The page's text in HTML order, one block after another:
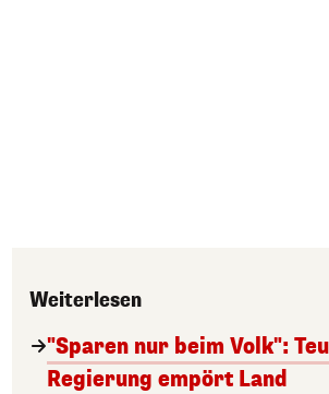
Weiterlesen
"Sparen nur beim Volk":
Regierung empört Land